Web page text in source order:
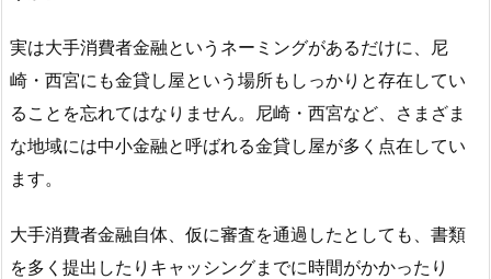
実は大手消費者金融というネーミングがあるだけに、尼
崎・西宮にも金貸し屋という場所もしっかりと存在してい
ることを忘れてはなりません。尼崎・西宮など、さまざま
な地域には中小金融と呼ばれる金貸し屋が多く点在してい
ます。
大手消費者金融自体、仮に審査を通過したとしても、書類
を多く提出したりキャッシングまでに時間がかかったり